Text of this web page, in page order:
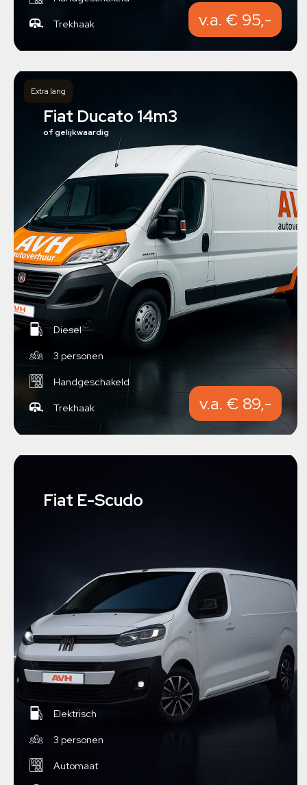
Trekhaak v.a. € 95,-
Extra lang
Fiat Ducato 14m3
of gelijkwaardig
Diesel
3 personen
Handgeschakeld
Trekhaak v.a. € 89,-
Fiat E-Scudo
Elektrisch
3 personen
Automaat